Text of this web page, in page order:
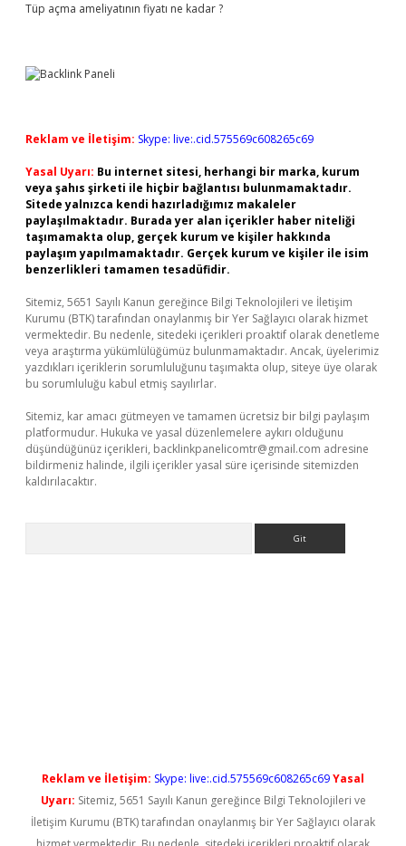
Tüp açma ameliyatının fiyatı ne kadar ?
Reklam ve İletişim: Skype: live:.cid.575569c608265c69
Yasal Uyarı: Bu internet sitesi, herhangi bir marka, kurum
veya şahıs şirketi ile hiçbir bağlantısı bulunmamaktadır.
Sitede yalnızca kendi hazırladığımız makaleler
paylaşılmaktadır. Burada yer alan içerikler haber niteliği
taşımamakta olup, gerçek kurum ve kişiler hakkında
paylaşım yapılmamaktadır. Gerçek kurum ve kişiler ile isim
benzerlikleri tamamen tesadüfidir.
Sitemiz, 5651 Sayılı Kanun gereğince Bilgi Teknolojileri ve İletişim
Kurumu (BTK) tarafından onaylanmış bir Yer Sağlayıcı olarak hizmet
vermektedir. Bu nedenle, sitedeki içerikleri proaktif olarak denetleme
veya araştırma yükümlülüğümüz bulunmamaktadır. Ancak, üyelerimiz
yazdıkları içeriklerin sorumluluğunu taşımakta olup, siteye üye olarak
bu sorumluluğu kabul etmiş sayılırlar.
Sitemiz, kar amacı gütmeyen ve tamamen ücretsiz bir bilgi paylaşım
platformudur. Hukuka ve yasal düzenlemelere aykırı olduğunu
düşündüğünüz içerikleri, backlinkpanelicomtr@gmail.com adresine
bildirmeniz halinde, ilgili içerikler yasal süre içerisinde sitemizden
kaldırılacaktır.
Reklam ve İletişim: Skype: live:.cid.575569c608265c69Yasal
Uyarı: Sitemiz, 5651 Sayılı Kanun gereğince Bilgi Teknolojileri ve
İletişim Kurumu (BTK) tarafından onaylanmış bir Yer Sağlayıcı olarak